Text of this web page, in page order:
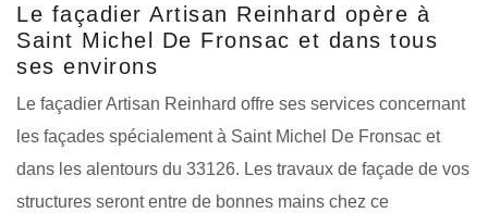
Le façadier Artisan Reinhard opère à
Saint Michel De Fronsac et dans tous
ses environs
Le façadier Artisan Reinhard offre ses services concernant
les façades spécialement à Saint Michel De Fronsac et
dans les alentours du 33126. Les travaux de façade de vos
structures seront entre de bonnes mains chez ce